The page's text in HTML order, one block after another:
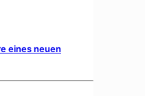
eines neuen